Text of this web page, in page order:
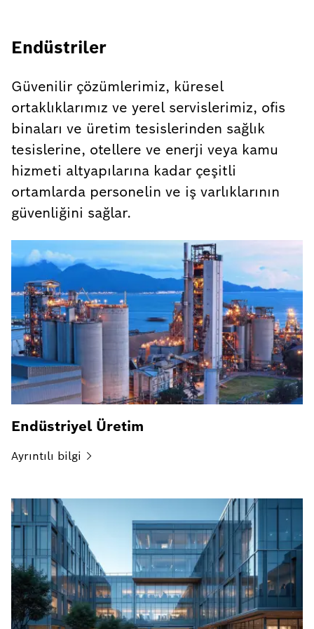
Endüstriler
Güvenilir çözümlerimiz, küresel
ortaklıklarımız ve yerel servislerimiz, ofis
binaları ve üretim tesislerinden sağlık
tesislerine, otellere ve enerji veya kamu
hizmeti altyapılarına kadar çeşitli
ortamlarda personelin ve iş varlıklarının
güvenliğini sağlar.
Endüstriyel Üretim
Ayrıntılı bilgi